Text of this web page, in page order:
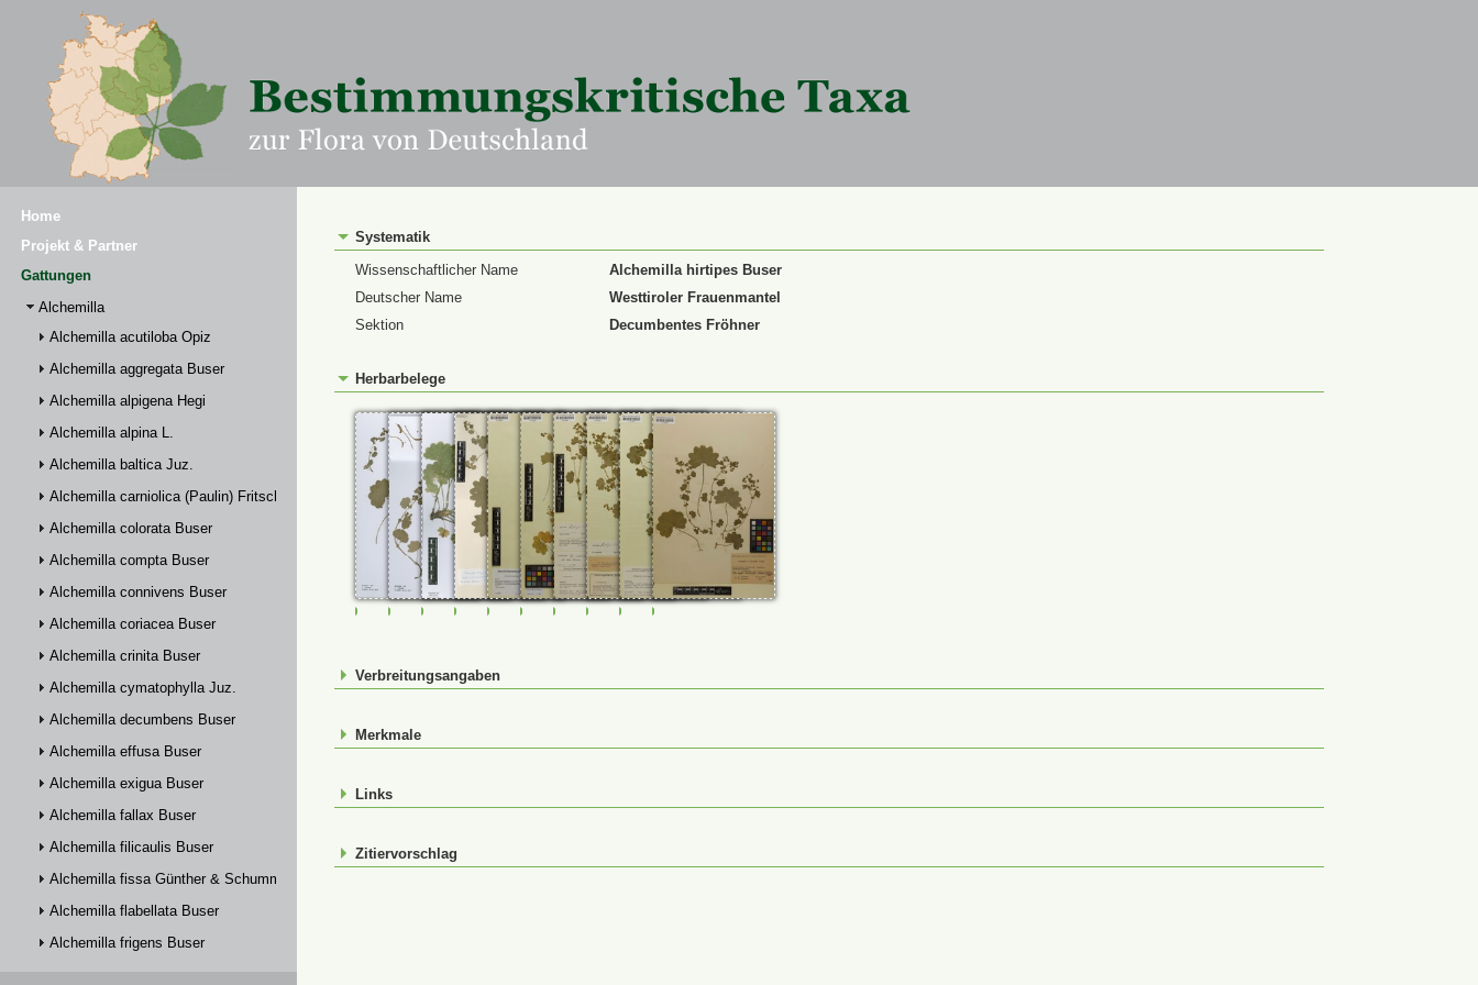
Home
Projekt & Partner
Gattungen
Alchemilla
Alchemilla acutiloba Opiz
Alchemilla aggregata Buser
Alchemilla alpigena Hegi
Alchemilla alpina L.
Alchemilla baltica Juz.
Alchemilla carniolica (Paulin) Fritsch
Alchemilla colorata Buser
Alchemilla compta Buser
Alchemilla connivens Buser
Alchemilla coriacea Buser
Alchemilla crinita Buser
Alchemilla cymatophylla Juz.
Alchemilla decumbens Buser
Alchemilla effusa Buser
Alchemilla exigua Buser
Alchemilla fallax Buser
Alchemilla filicaulis Buser
Alchemilla fissa Günther & Schummel
Alchemilla flabellata Buser
Alchemilla frigens Buser
Systematik
Wissenschaftlicher Name
Alchemilla hirtipes Buser
Deutscher Name
Westtiroler Frauenmantel
Sektion
Decumbentes Fröhner
Herbarbelege
FR-0114324FR-0114325FR-0114874JE00026922
M-0125266M-0125267M-0125269M-0125270M-0232460
Verbreitungsangaben
Merkmale
Links
Zitiervorschlag